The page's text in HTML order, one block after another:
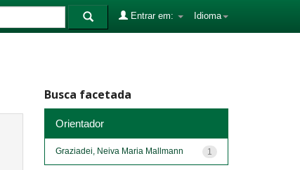
Idioma
Entrar em:
Busca facetada
Orientador
1
Graziadei, Neiva Maria Mallmann